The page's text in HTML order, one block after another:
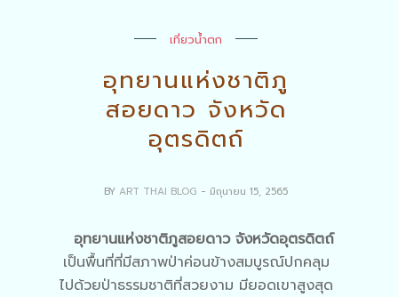
เที่ยวน้ำตก
อุทยานแห่งชาติภู
สอยดาว จังหวัด
อุตรดิตถ์
BYART THAI BLOG - มิถุนายน 15, 2565
อุทยานแห่งชาติภูสอยดาว จังหวัดอุตรดิตถ์
เป็นพื้นที่ที่มีสภาพป่าค่อนข้างสมบูรณ์ปกคลุม
ไปด้วยป่าธรรมชาติที่สวยงาม มียอดเขาสูงสุด